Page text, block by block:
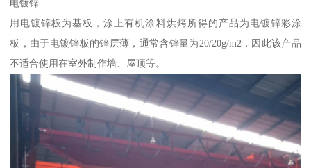
电镀锌
用电镀锌板为基板，涂上有机涂料烘烤所得的产品为电镀锌彩涂
板，由于电镀锌板的锌层薄，通常含锌量为20/20g/m2，因此该产品
不适合使用在室外制作墙、屋顶等。